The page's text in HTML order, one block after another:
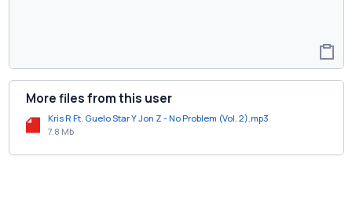
More files from this user
Kris R Ft. Guelo Star Y Jon Z - No Problem (Vol. 2).mp3
7.8 Mb